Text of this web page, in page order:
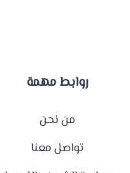
روابط مهمة
من نحن
تواصل معنا